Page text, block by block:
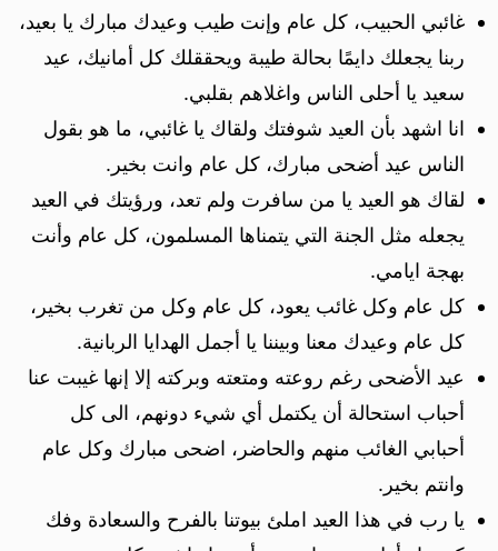
غائبي الحبيب، كل عام وإنت طيب وعيدك مبارك يا بعيد،
ربنا يجعلك دايمًا بحالة طيبة ويحققلك كل أمانيك، عيد
سعيد يا أحلى الناس واغلاهم بقلبي.
انا اشهد بأن العيد شوفتك ولقاك يا غائبي، ما هو بقول
الناس عيد أضحى مبارك، كل عام وانت بخير.
لقاك هو العيد يا من سافرت ولم تعد، ورؤيتك في العيد
يجعله مثل الجنة التي يتمناها المسلمون، كل عام وأنت
بهجة ايامي.
كل عام وكل غائب يعود، كل عام وكل من تغرب بخير،
كل عام وعيدك معنا وبيننا يا أجمل الهدايا الربانية.
عيد الأضحى رغم روعته ومتعته وبركته إلا إنها غيبت عنا
أحباب استحالة أن يكتمل أي شيء دونهم، الى كل
أحبابي الغائب منهم والحاضر، اضحى مبارك وكل عام
وانتم بخير.
يا رب في هذا العيد املئ بيوتنا بالفرح والسعادة وفك